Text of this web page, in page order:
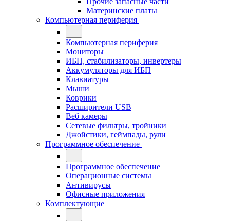
Материнские платы
Компьютерная периферия
Компьютерная периферия
Мониторы
ИБП, стабилизаторы, инвертеры
Аккумуляторы для ИБП
Клавиатуры
Мыши
Коврики
Расширители USB
Веб камеры
Сетевые фильтры, тройники
Джойстики, геймпады, рули
Программное обеспечение
Программное обеспечение
Операционные системы
Антивирусы
Офисные приложения
Комплектующие